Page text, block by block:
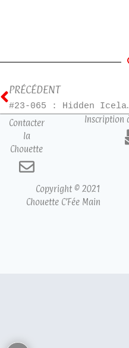
PRÉCÉDENT
#23-065
Contacter
la
Chouette
Inscription
Copyright © 2021
Chouette C’Fée Main